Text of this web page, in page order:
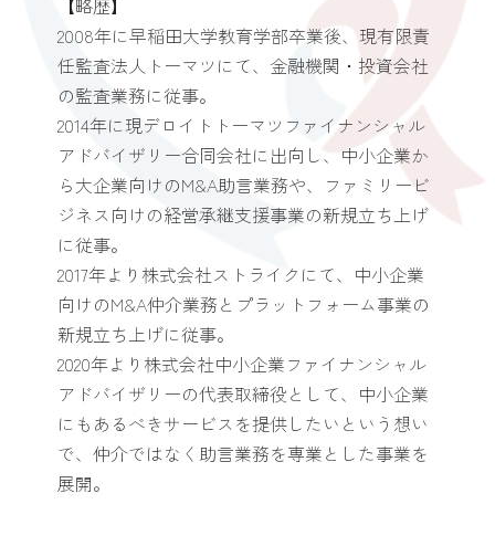
【略歴】
2008年に早稲田大学教育学部卒業後、現有限責
任監査法人トーマツにて、金融機関・投資会社
の監査業務に従事。
2014年に現デロイトトーマツファイナンシャル
アドバイザリー合同会社に出向し、中小企業か
ら大企業向けのM&A助言業務や、ファミリービ
ジネス向けの経営承継支援事業の新規立ち上げ
に従事。
2017年より株式会社ストライクにて、中小企業
向けのM&A仲介業務とプラットフォーム事業の
新規立ち上げに従事。
2020年より株式会社中小企業ファイナンシャル
アドバイザリーの代表取締役として、中小企業
にもあるべきサービスを提供したいという想い
で、仲介ではなく助言業務を専業とした事業を
展開。